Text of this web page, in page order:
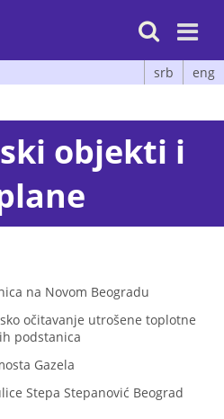

srb eng
objekti i
na Novom Beogradu
očitavanje utrošene toplotne
podstanica
Gazela
Stepa Stepanović Beograd